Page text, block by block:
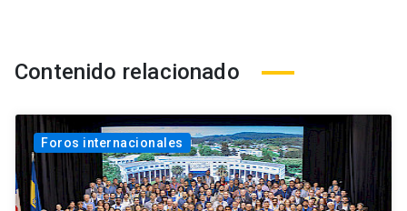
Contenido relacionado
Foros internacionales